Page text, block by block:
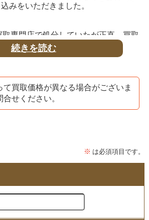
みをいただきました。
取専門店で処分していたが正直、買取
かったが、専門分野のDVDのみ扱っ
に問合せと申込みをしましたが大変
買取専門店は多数ございますが、専門
発セミナー等)の高額DVDをご売却の
専門店にお問合せ・お申し込みいた
ドンティックス ピッタリ根充」などの
、ご売却をご検討の場合はぜひセミナ
ある当店まで、思い切ってお問い合
をご検討ください。
テップ！
続きを読む
て買取価格が異なる場合がございま
せください。